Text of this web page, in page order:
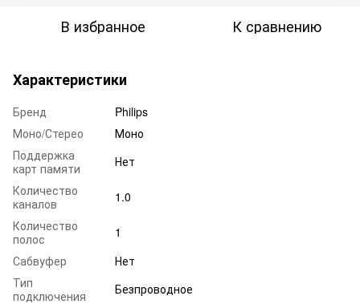
В избранное К сравнению
Характеристики
Бренд
Philips
Моно/Стерео
Моно
Поддержка
карт памяти
Нет
Количество
каналов
1.0
Количество
полос
1
Сабвуфер
Нет
Тип
подключения
Безпроводное